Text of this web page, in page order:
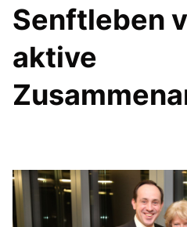
VEREINIGUNGEN UND
IM
Senftleben
aktive